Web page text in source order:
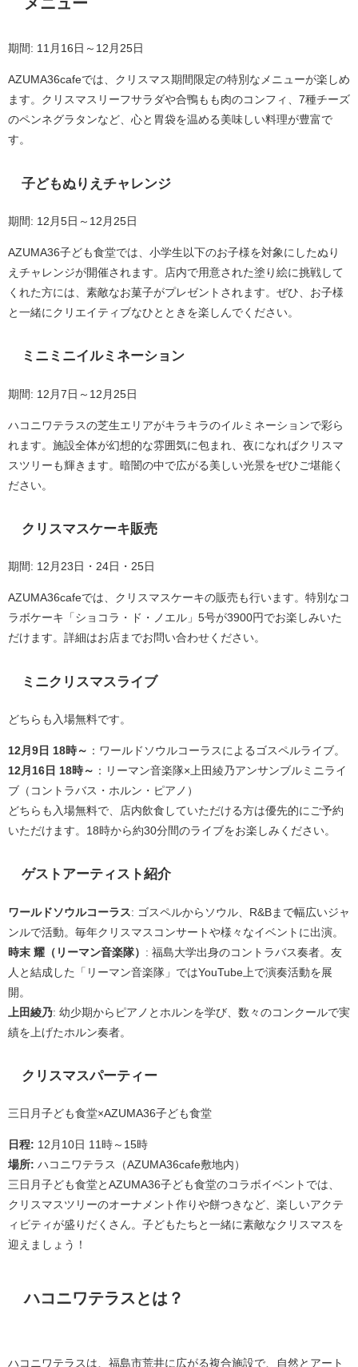
メニュー
期間: 11月16日～12月25日
AZUMA36cafeでは、クリスマス期間限定の特別なメニューが楽しめ
ます。クリスマスリーフサラダや合鴨もも肉のコンフィ、7種チーズ
のペンネグラタンなど、心と胃袋を温める美味しい料理が豊富で
す。
子どもぬりえチャレンジ
期間: 12月5日～12月25日
AZUMA36子ども食堂では、小学生以下のお子様を対象にしたぬり
えチャレンジが開催されます。店内で用意された塗り絵に挑戦して
くれた方には、素敵なお菓子がプレゼントされます。ぜひ、お子様
と一緒にクリエイティブなひとときを楽しんでください。
ミニミニイルミネーション
期間: 12月7日～12月25日
ハコニワテラスの芝生エリアがキラキラのイルミネーションで彩ら
れます。施設全体が幻想的な雰囲気に包まれ、夜になればクリスマ
スツリーも輝きます。暗闇の中で広がる美しい光景をぜひご堪能く
ださい。
クリスマスケーキ販売
期間: 12月23日・24日・25日
AZUMA36cafeでは、クリスマスケーキの販売も行います。特別なコ
ラボケーキ「ショコラ・ド・ノエル」5号が3900円でお楽しみいた
だけます。詳細はお店までお問い合わせください。
ミニクリスマスライブ
どちらも入場無料です。
12月9日 18時～ ：ワールドソウルコーラスによるゴスペルライブ。
12月16日 18時～ ：リーマン音楽隊×上田綾乃アンサンブルミニライ
ブ（コントラバス・ホルン・ピアノ）
どちらも入場無料で、店内飲食していただける方は優先的にご予約
いただけます。18時から約30分間のライブをお楽しみください。
ゲストアーティスト紹介
ワールドソウルコーラス : ゴスペルからソウル、R&Bまで幅広いジャ
ンルで活動。毎年クリスマスコンサートや様々なイベントに出演。
時末 耀（リーマン音楽隊） : 福島大学出身のコントラバス奏者。友
人と結成した「リーマン音楽隊」ではYouTube上で演奏活動を展
開。
上田綾乃: 幼少期からピアノとホルンを学び、数々のコンクールで実
績を上げたホルン奏者。
クリスマスパーティー
三日月子ども食堂×AZUMA36子ども食堂
日程: 12月10日 11時～15時
場所: ハコニワテラス（AZUMA36cafe敷地内）
三日月子ども食堂とAZUMA36子ども食堂のコラボイベントでは、
クリスマスツリーのオーナメント作りや餅つきなど、楽しいアクテ
ィビティが盛りだくさん。子どもたちと一緒に素敵なクリスマスを
迎えましょう！
ハコニワテラスとは？
ハコニワテラスは、福島市荒井に広がる複合施設で、自然とアート